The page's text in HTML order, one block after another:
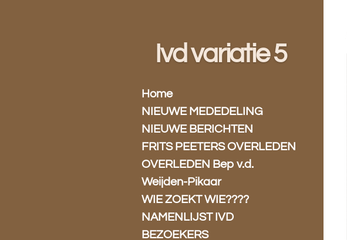
Ivd variatie 5
Home
NIEUWE MEDEDELING
NIEUWE BERICHTEN
FRITS PEETERS OVERLEDEN
OVERLEDEN Bep v.d.
Weijden-Pikaar
WIE ZOEKT WIE????
NAMENLIJST IVD
BEZOEKERS